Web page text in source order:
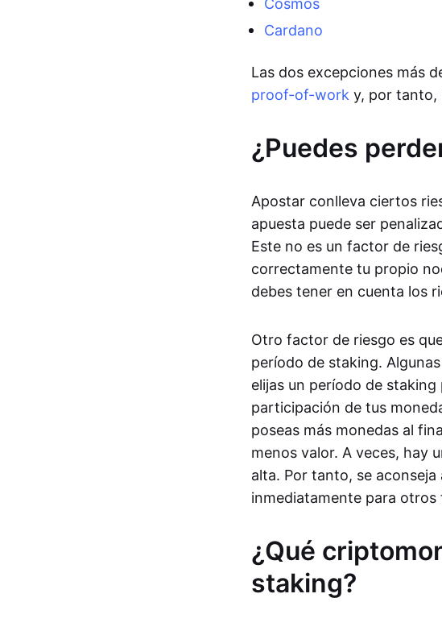
Cosmos
Cardano
Las dos excepciones más
proof-of-work y, por tanto,
¿Puedes
Apostar conlleva ciertos
apuesta puede ser
Este no es un factor de
correctamente tu propio
debes tener en cuenta los
Otro factor de riesgo es
período de staking.
elijas un período de
participación de tus
poseas más monedas al
menos valor. A veces, hay
alta. Por tanto, se
inmediatamente para otros
¿Qué
staking?